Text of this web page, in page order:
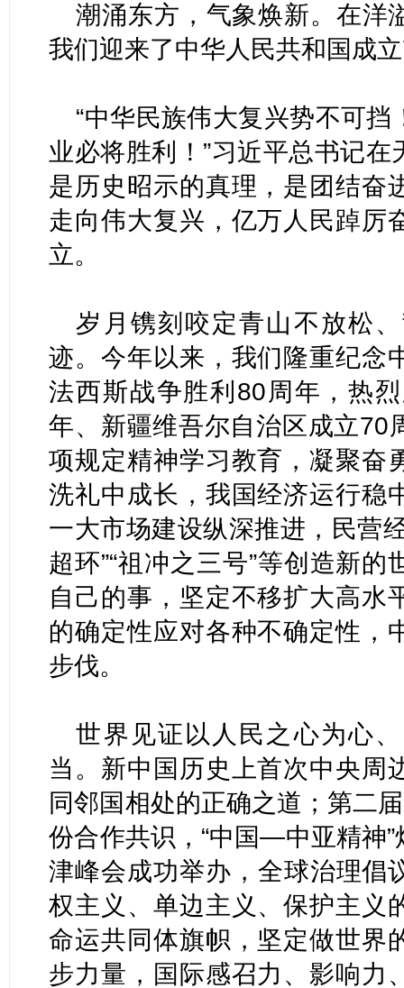
潮涌东方，气象焕新。在洋
我们迎来了中华人民共和国成
“中华民族伟大复兴势不可
业必将胜利！”习近平总书记
是历史昭示的真理，是团结奋
走向伟大复兴，亿万人民踔厉
立。
岁月镌刻咬定青山不放松
迹。今年以来，我们隆重纪念
法西斯战争胜利80周年，热
年、新疆维吾尔自治区成立70
项规定精神学习教育，凝聚奋
洗礼中成长，我国经济运行稳
一大市场建设纵深推进，民营
超环”“祖冲之三号”等创造新
自己的事，坚定不移扩大高水
的确定性应对各种不确定性，
步伐。
世界见证以人民之心为心
当。新中国历史上首次中央周
同邻国相处的正确之道；第二
份合作共识，“中国—中亚精神
津峰会成功举办，全球治理
权主义、单边主义、保护主义
命运共同体旗帜，坚定做世界
步力量，国际感召力、影响力